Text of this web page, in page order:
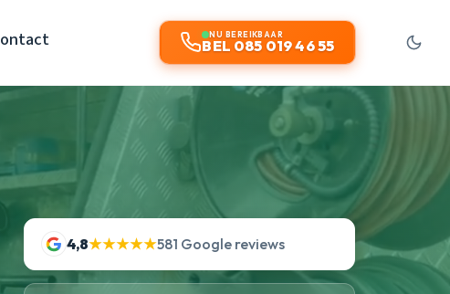
NU BEREIKBAAR
BEL 085 019 46 55
4,8★★★★★581 Google reviews